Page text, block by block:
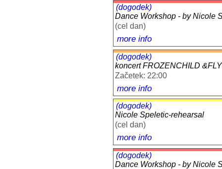
(dogodek)
Dance Workshop - by Nicole
(cel dan)
more info
(dogodek)
koncert FROZENCHILD
Začetek: 22:00
more info
(dogodek)
Nicole Speletic-rehearsal
(cel dan)
more info
(dogodek)
Dance Workshop - by Nicole